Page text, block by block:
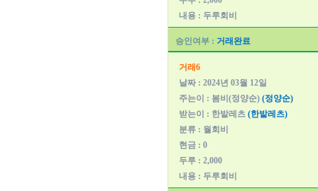
내용 : 두루회비
승인여부 : 거래완료
거래6
날짜 : 2024년 03월 12일
주는이 : 봄비(정양순) (정양순)
받는이 : 한밭레츠 (한밭레츠)
분류 : 월회비
현금 : 0
두루 : 2,000
내용 : 두루회비